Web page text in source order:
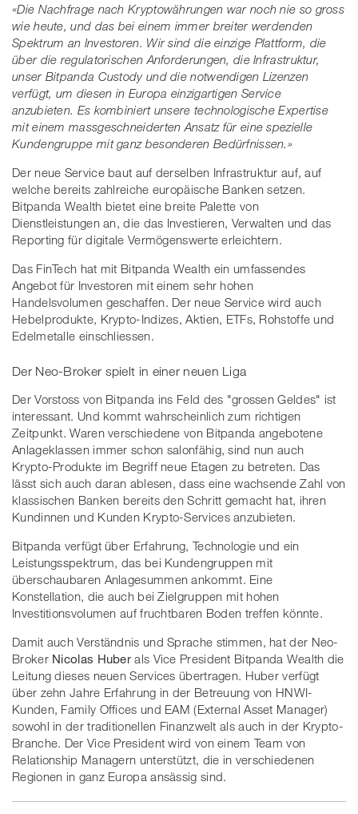
«Die Nachfrage nach Kryptowährungen war noch nie so gross
wie heute, und das bei einem immer breiter werdenden
Spektrum an Investoren. Wir sind die einzige Plattform, die
über die regulatorischen Anforderungen, die Infrastruktur,
unser Bitpanda Custody und die notwendigen Lizenzen
verfügt, um diesen in Europa einzigartigen Service
anzubieten. Es kombiniert unsere technologische Expertise
mit einem massgeschneiderten Ansatz für eine spezielle
Kundengruppe mit ganz besonderen Bedürfnissen.»
Der neue Service baut auf derselben Infrastruktur auf, auf
welche bereits zahlreiche europäische Banken setzen.
Bitpanda Wealth bietet eine breite Palette von
Dienstleistungen an, die das Investieren, Verwalten und das
Reporting für digitale Vermögenswerte erleichtern.
Das FinTech hat mit Bitpanda Wealth ein umfassendes
Angebot für Investoren mit einem sehr hohen
Handelsvolumen geschaffen. Der neue Service wird auch
Hebelprodukte, Krypto-Indizes, Aktien, ETFs, Rohstoffe und
Edelmetalle einschliessen.
Der Neo-Broker spielt in einer neuen Liga
Der Vorstoss von Bitpanda ins Feld des "grossen Geldes" ist
interessant. Und kommt wahrscheinlich zum richtigen
Zeitpunkt. Waren verschiedene von Bitpanda angebotene
Anlageklassen immer schon salonfähig, sind nun auch
Krypto-Produkte im Begriff neue Etagen zu betreten. Das
lässt sich auch daran ablesen, dass eine wachsende Zahl von
klassischen Banken bereits den Schritt gemacht hat, ihren
Kundinnen und Kunden Krypto-Services anzubieten.
Bitpanda verfügt über Erfahrung, Technologie und ein
Leistungsspektrum, das bei Kundengruppen mit
überschaubaren Anlagesummen ankommt. Eine
Konstellation, die auch bei Zielgruppen mit hohen
Investitionsvolumen auf fruchtbaren Boden treffen könnte.
Damit auch Verständnis und Sprache stimmen, hat der Neo-
Broker Nicolas Huberals Vice President Bitpanda Wealth die
Leitung dieses neuen Services übertragen. Huber verfügt
über zehn Jahre Erfahrung in der Betreuung von HNWI-
Kunden, Family Offices und EAM (External Asset Manager)
sowohl in der traditionellen Finanzwelt als auch in der Krypto-
Branche. Der Vice President wird von einem Team von
Relationship Managern unterstützt, die in verschiedenen
Regionen in ganz Europa ansässig sind.